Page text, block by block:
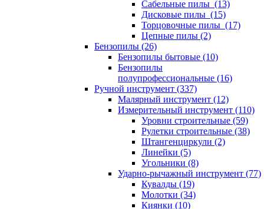
Сабельные пилы (13)
Дисковые пилы (15)
Торцовочные пилы (17)
Цепные пилы (2)
Бензопилы (26)
Бензопилы бытовые (10)
Бензопилы
полупрофессиональные (16)
Ручной инструмент (337)
Малярный инструмент (12)
Измерительный инструмент (110)
Уровни строительные (59)
Рулетки строительные (38)
Штангенциркули (2)
Линейки (5)
Угольники (8)
Ударно-рычажный инструмент (77)
Кувалды (19)
Молотки (34)
Киянки (10)